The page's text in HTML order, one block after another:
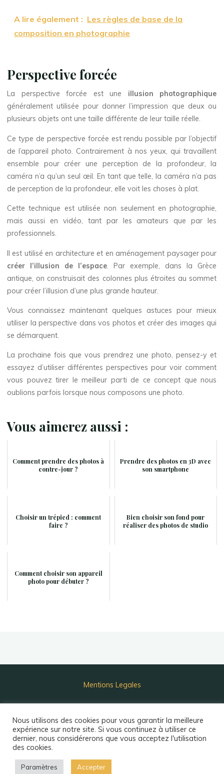
A lire également : Les règles de base de la
composition en photographie
Perspective forcée
La perspective forcée est une illusion photographique
généralement utilisée pour donner l’impression que deux ou
plusieurs objets ont une taille différente de leur taille réelle.
Ce type de perspective forcée est rendu possible par l’objectif
de l’appareil photo. Contrairement à nos yeux, qui travaillent
ensemble pour créer une perception de la profondeur, la
caméra n’a qu’un seul œil. En tant que telle, la caméra n’a pas
de perception de la profondeur, elle voit les choses à plat.
Cette technique est utilisée non seulement en photographie,
mais aussi en vidéo, tant par les amateurs que par les
professionnels.
Il est utilisé en architecture et en aménagement paysager pour
créer l’illusion de l’espace . Par exemple, dans la Grèce
antique, on construisait des colonnes plus étroites au sommet
pour créer l’illusion d’une plus grande hauteur.
Vous connaissez maintenant quelques astuces pour mieux
utiliser la perspective dans vos photos et créer des images qui
se démarquent.
La prochaine fois que vous prendrez une photo, pensez-y et
essayez d’utiliser différentes perspectives pour voir comment
vous pouvez tirer le meilleur parti de ce concept que nous
oublions parfois lorsque nous composons une photo.
Vous aimerez aussi :
Comment prendre des photos à
contre-jour ?
Prendre des photos en 3D avec
son smartphone
Choisir un trépied : comment
faire ?
Bien choisir son fond pour
réaliser des photos de studio
Comment choisir son appareil
photo pour débuter ?
Mentions Legales
Nous utilisons des cookies pour vous garantir la meilleure
expérience sur notre site. Si vous continuez à utiliser ce
dernier, nous considérerons que vous acceptez l'utilisation
des cookies.
Paramètres Accepter